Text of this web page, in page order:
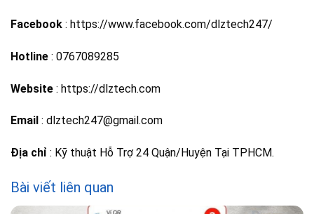
Facebook : https://www.facebook.com/dlztech247/
Hotline : 0767089285
Website : https://dlztech.com
Email : dlztech247@gmail.com
Địa chỉ : Kỹ thuật Hỗ Trợ 24 Quận/Huyện Tại TPHCM.
Bài viết liên quan